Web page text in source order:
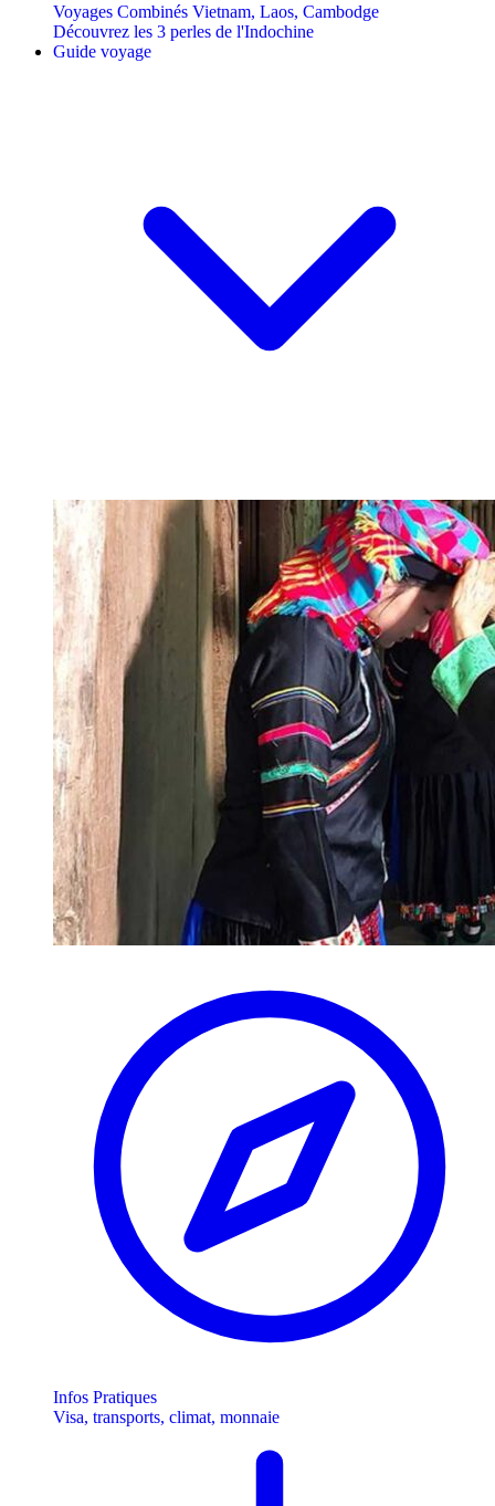
Voyages Combinés Vietnam, Laos, Cambodge
Découvrez les 3 perles de l'Indochine
Guide voyage
Infos Pratiques
Visa, transports, climat, monnaie